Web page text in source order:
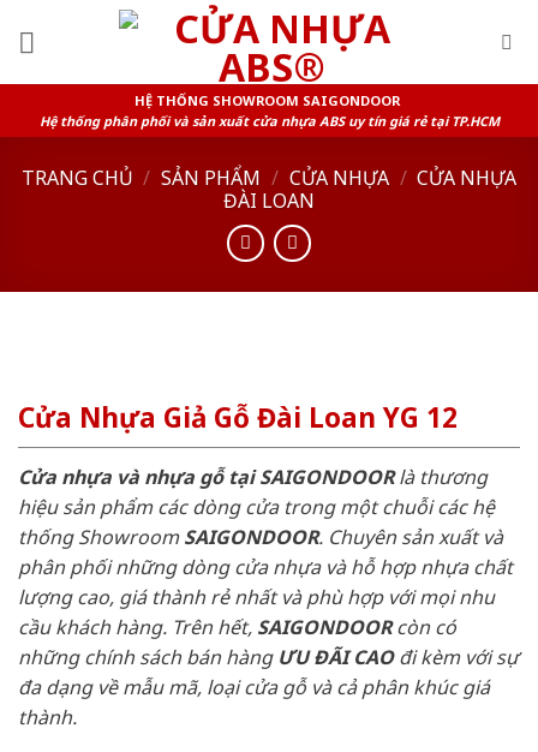
HỆ THỐNG SHOWROOM SAIGONDOOR
Hệ thống phân phối và sản xuất cửa nhựa ABS uy tín giá rẻ tại TP.HCM
TRANG CHỦ / SẢN PHẨM / CỬA NHỰA / CỬA NHỰA
ĐÀI LOAN
Cửa Nhựa Giả Gỗ Đài Loan YG 12
Cửa nhựa và nhựa gỗ tại SAIGONDOORlà thương
hiệu sản phẩm các dòng cửa trong một chuỗi các hệ
thống ShowroomSAIGONDOOR. Chuyên sản xuất và
phân phối những dòng cửa nhựa và hỗ hợp nhựa chất
lượng cao, giá thành rẻ nhất và phù hợp với mọi nhu
cầu khách hàng. Trên hết, SAIGONDOORcòn có
những chính sách bán hàng ƯU ĐÃI CAOđi kèm với sự
đa dạng về mẫu mã, loại cửa gỗ và cả phân khúc giá
thành.